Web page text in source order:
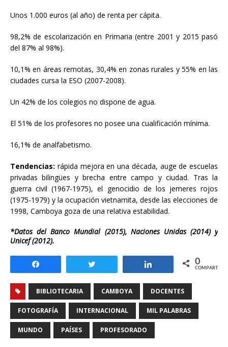
Unos 1.000 euros (al año) de renta per cápita.
98,2% de escolarización en Primaria (entre 2001 y 2015 pasó
del 87% al 98%).
10,1% en áreas remotas, 30,4% en zonas rurales y 55% en las
ciudades cursa la ESO (2007-2008).
Un 42% de los colegios no dispone de agua.
El 51% de los profesores no posee una cualificación mínima.
16,1% de analfabetismo.
Tendencias: rápida mejora en una década, auge de escuelas
privadas bilingües y brecha entre campo y ciudad. Tras la
guerra civil (1967-1975), el genocidio de los jemeres rojos
(1975-1979) y la ocupación vietnamita, desde las elecciones de
1998, Camboya goza de una relativa estabilidad.
*Datos del Banco Mundial (2015), Naciones Unidas (2014) y
Unicef (2012).
Compartir 0
COMPARTIR
BIBLIOTECARIA CAMBOYA DOCENTES
FOTOGRAFÍA INTERNACIONAL MIL PALABRAS
MUNDO PAÍSES PROFESORADO